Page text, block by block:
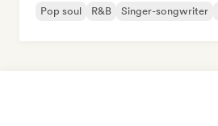
Pop soul
R&B Singer-songwriter